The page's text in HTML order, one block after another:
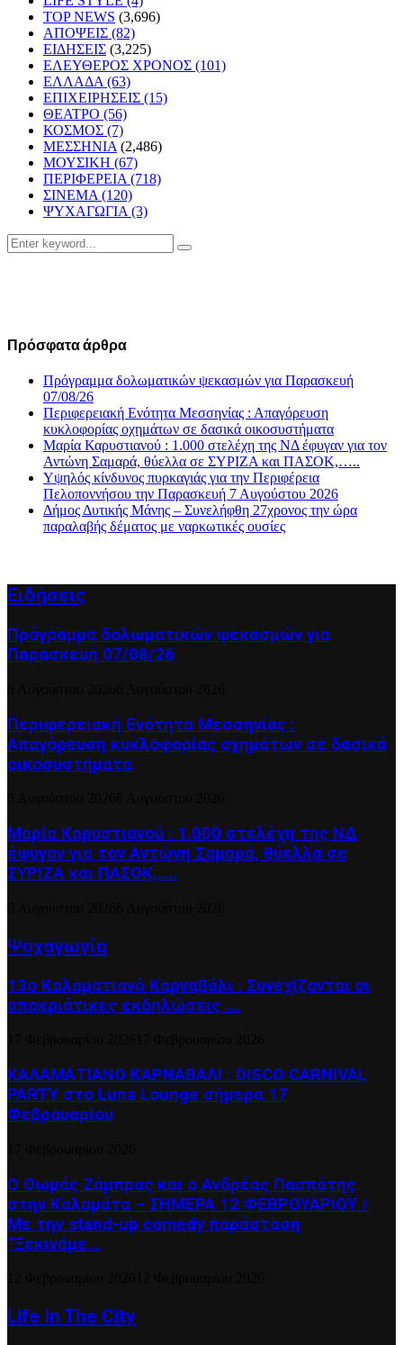
TOP NEWS (3,696)
ΑΠΟΨΕΙΣ (82)
ΕΙΔΗΣΕΙΣ (3,225)
ΕΛΕΥΘΕΡΟΣ ΧΡΟΝΟΣ (101)
ΕΛΛΑΔΑ (63)
ΕΠΙΧΕΙΡΗΣΕΙΣ (15)
ΘΕΑΤΡΟ (56)
ΚΟΣΜΟΣ (7)
ΜΕΣΣΗΝΙΑ (2,486)
ΜΟΥΣΙΚΗ (67)
ΠΕΡΙΦΕΡΕΙΑ (718)
ΣΙΝΕΜΑ (120)
ΨΥΧΑΓΩΓΙΑ (3)
Search
for:
Search
Πρόσφατα άρθρα
Πρόγραμμα δολωματικών ψεκασμών για Παρασκευή
07/08/26
Περιφερειακή Ενότητα Μεσσηνίας : Απαγόρευση
κυκλοφορίας οχημάτων σε δασικά οικοσυστήματα
Μαρία Καρυστιανού : 1.000 στελέχη της ΝΔ έφυγαν για τον
Αντώνη Σαμαρά, θύελλα σε ΣΥΡΙΖΑ και ΠΑΣΟΚ,…..
Υψηλός κίνδυνος πυρκαγιάς για την Περιφέρεια
Πελοποννήσου την Παρασκευή 7 Αυγούστου 2026
Δήμος Δυτικής Μάνης – Συνελήφθη 27χρονος την ώρα
παραλαβής δέματος με ναρκωτικές ουσίες
Ειδήσεις
Πρόγραμμα δολωματικών ψεκασμών για
Παρασκευή 07/08/26
Περιφερειακή Ενότητα Μεσσηνίας :
Απαγόρευση κυκλοφορίας οχημάτων σε δασικά
οικοσυστήματα
Μαρία Καρυστιανού : 1.000 στελέχη της ΝΔ
έφυγαν για τον Αντώνη Σαμαρά, θύελλα σε
ΣΥΡΙΖΑ και ΠΑΣΟΚ,…..
Ψυχαγωγία
13ο Καλαματιανό Καρναβάλι : Συνεχίζονται οι
αποκριάτικες εκδηλώσεις ….
ΚΑΛΑΜΑΤΙΑΝΟ ΚΑΡΝΑΒΑΛΙ : DISCO CARNIVAL
PARTY στο Luna Lounge σήμερα 17
Φεβρουαρίου
Ο Θωμάς Ζάμπρας και ο Ανδρέας Πασπάτης
στην Καλαμάτα – ΣΗΜΕΡΑ 12 ΦΕΒΡΟΥΑΡΙΟΥ /
Με την stand-up comedy παράσταση
“Ξεκινάμε...
Life In The City